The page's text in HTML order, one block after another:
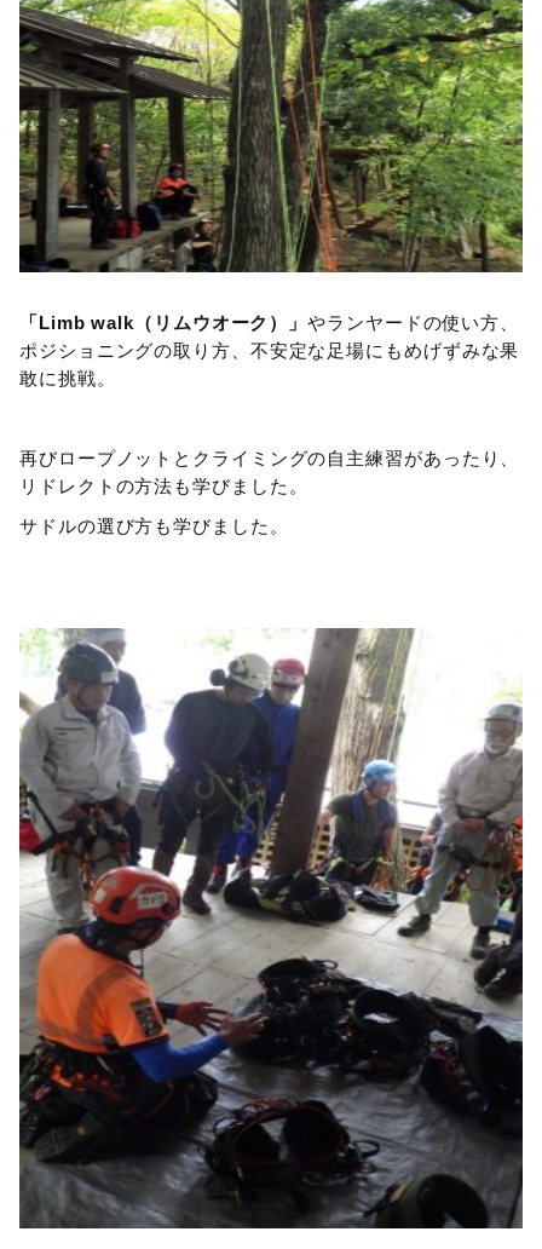
「Limb walk（リムウオーク）」やランヤードの使い方、
ポジショニングの取り方、不安定な足場にもめげずみな果
敢に挑戦。
再びロープノットとクライミングの自主練習があったり、
リドレクトの方法も学びました。
サドルの選び方も学びました。